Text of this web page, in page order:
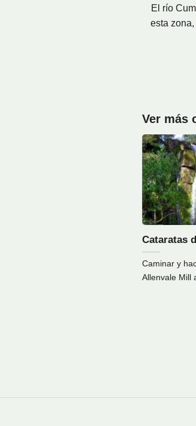
El río
esta
Ver más
Cataratas
Caminar y
Allenvale Mill